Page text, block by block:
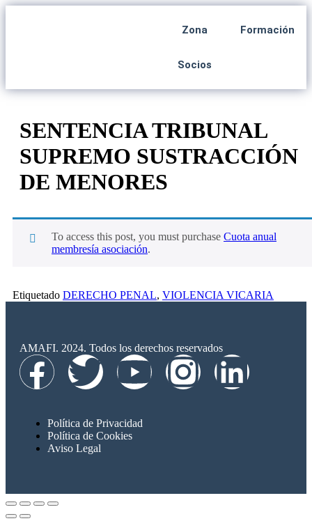
Zona
Socios
Formación
SENTENCIA TRIBUNAL
SUPREMO SUSTRACCIÓN
DE MENORES
To access this post, you must purchase Cuota anual
membresía asociación.
Etiquetado DERECHO PENAL, VIOLENCIA VICARIA
AMAFI. 2024. Todos los derechos reservados
Política de Privacidad
Política de Cookies
Aviso Legal